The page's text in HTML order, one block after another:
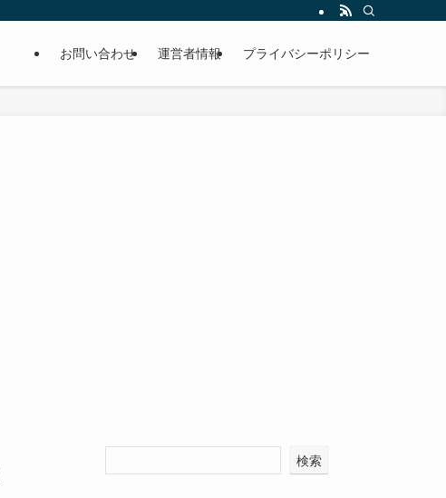
お問い合わせ 運営者情報 プライバシーポリシー
検索